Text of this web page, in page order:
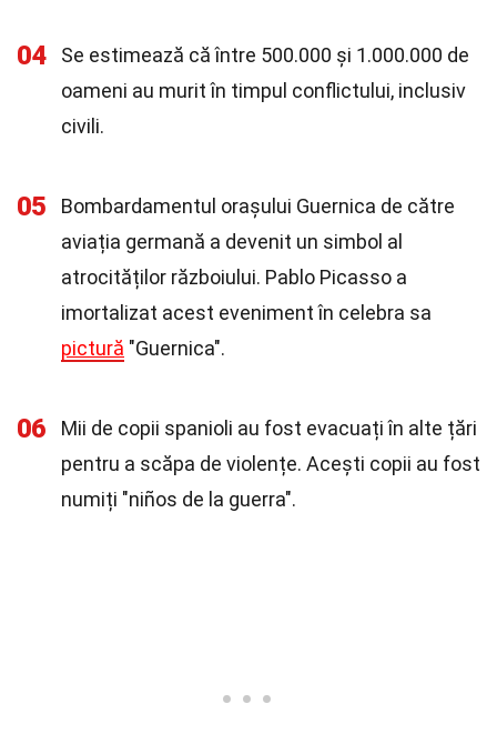
04
Se estimează că între 500.000 și 1.000.000 de
oameni au murit în timpul conflictului, inclusiv
civili.
05
Bombardamentul orașului Guernica de către
aviația germană a devenit un simbol al
atrocităților războiului. Pablo Picasso a
imortalizat acest eveniment în celebra sa
pictură "Guernica".
06
Mii de copii spanioli au fost evacuați în alte țări
pentru a scăpa de violențe. Acești copii au fost
numiți "niños de la guerra".